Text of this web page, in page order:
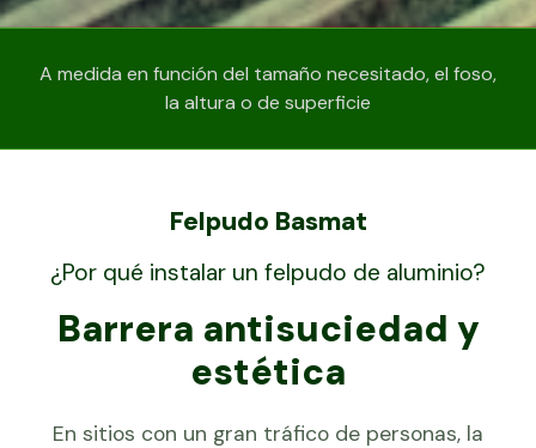
A medida en función del tamaño necesitado, el foso,
la altura o de superficie
Felpudo Basmat
¿Por qué instalar un felpudo de aluminio?
Barrera antisuciedad y
estética
En sitios con un gran tráfico de personas, la